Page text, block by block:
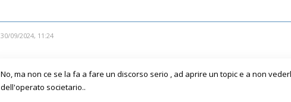
30/09/2024, 11:24
No, ma non ce se la fa a fare un discorso serio , ad aprire un topic e a non
dell'operato societario..